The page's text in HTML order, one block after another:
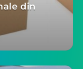
din